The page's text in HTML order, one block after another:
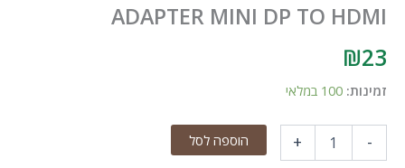
ADAPTER MINI DP TO HDMI
₪23
זמינות: 100 במלאי
-
+ הוספה לסל